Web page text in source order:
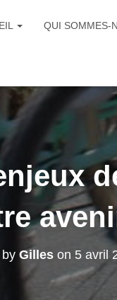
QUI SOMMES-
Gilles on 5 avril